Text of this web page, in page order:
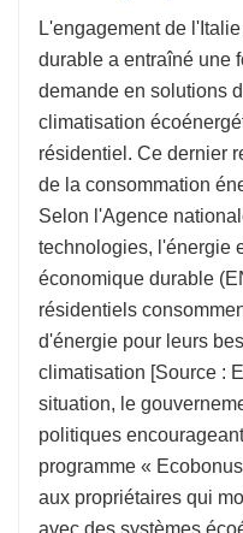
L'engagement de
durable a entraîné une
demande en solutions
climatisation
résidentiel. Ce dernier
de la consommation
Selon l'Agence
technologies, l'énergie
économique durable
résidentiels
d'énergie pour leurs
climatisation [Source :
situation, le
politiques
programme «
aux propriétaires qui